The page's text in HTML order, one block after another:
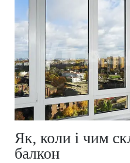
Як, коли і чим
балкон